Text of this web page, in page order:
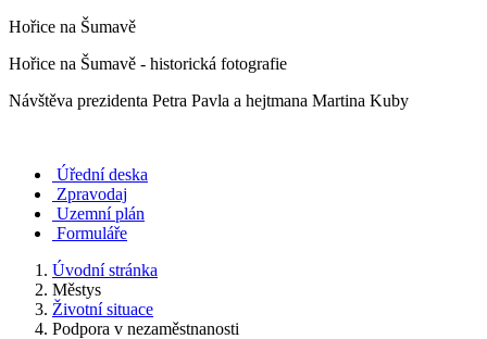
Hořice na Šumavě
Hořice na Šumavě - historická fotografie
Návštěva prezidenta Petra Pavla a hejtmana Martina Kuby
Úřední deska
Zpravodaj
Uzemní plán
Formuláře
Úvodní stránka
Městys
Životní situace
Podpora v nezaměstnanosti